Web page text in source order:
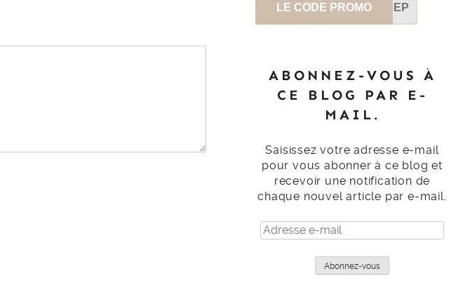
LE CODE PROMO SEP
ABONNEZ-VOUS À
CE BLOG PAR E-
MAIL.
Saisissez votre adresse e-mail
pour vous abonner à ce blog et
recevoir une notification de
chaque nouvel article par e-mail.
Adresse
e-
Abonnez-vous